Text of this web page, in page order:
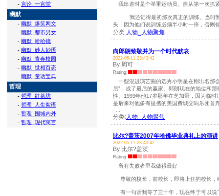
- 言论_一言堂
幽默
- 幽默_爆笑网文
- 幽默_都市男女
- 幽默_哈哈镜
- 幽默_妙人妙语
- 幽默_青春校园
- 幽默_世相百态
- 幽默_童话宝典
哲理
- 哲理_红茶坊
- 哲理_人生絮语
- 哲理_围城内外
- 哲理_现代寓言
我出道时是个举重运动员。自从第一次抓
我还记得最初那次真正的训练。当时我
头，因为他们说训练必须半小时一停，否则
分类:人物_人物聚焦
向郎朗致敬并为一个时代默哀
2022-05-11 23:43:42
By 周可
Rating:
一些混进演艺圈的选秀小明星在刚出名那
后”，成了最后的赢家。郎朗现在的地位和
性。1999年他17岁那年在芝加哥，因为临
是后来对他多有提携的美国费城交响乐团首
分类:人物_人物聚焦
比尔?盖茨2007年哈佛毕业典礼上的演讲
2022-05-11 23:43:42
By 比尔?盖茨
Rating:
所有失败者里我做得最好
尊敬的校长，前校长，即将上任的校长，
有一句话我等了三十年，现在终于可以说